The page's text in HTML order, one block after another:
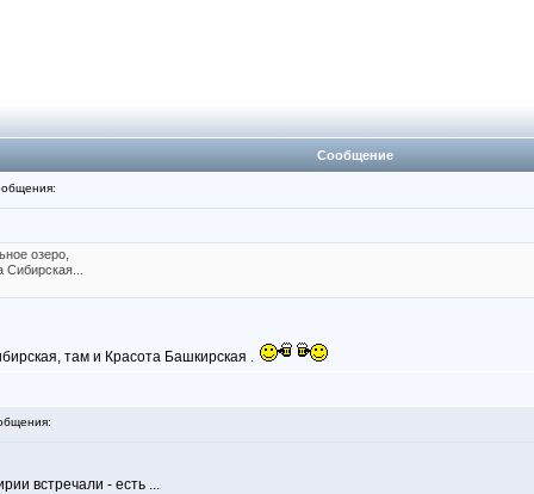
Сообщение
озеро,
там и Красота Башкирская .
встречали - есть ...